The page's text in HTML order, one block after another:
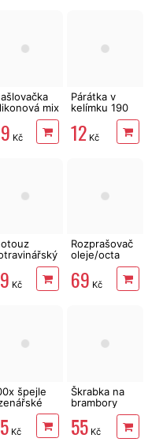
mix
22 cm
Kč
Párátka v
kelímku 190
12 Kč
100g
Kč
Rozprašovač
oleje/octa
Professor
470 ml 2v1
zelený
69 Kč
špejle
Kč
Škrabka na
brambory
Akcent
55 Kč